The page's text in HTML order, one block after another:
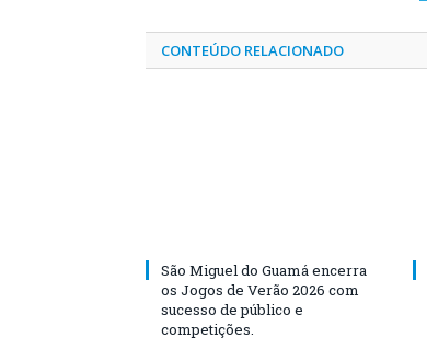
CONTEÚDO RELACIONADO
São Miguel do Guamá encerra
os Jogos de Verão 2026 com
sucesso de público e
competições.